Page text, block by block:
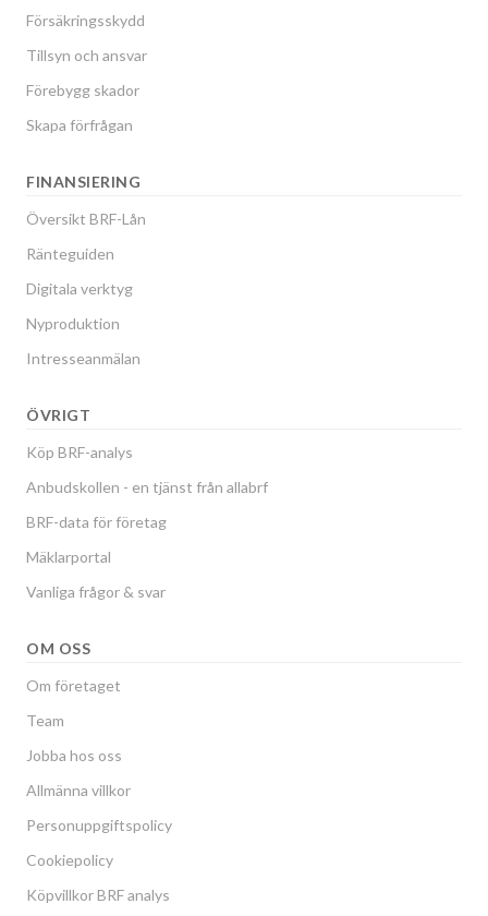
Försäkringsskydd
Tillsyn och ansvar
Förebygg skador
Skapa förfrågan
FINANSIERING
Översikt BRF-Lån
Ränteguiden
Digitala verktyg
Nyproduktion
Intresseanmälan
ÖVRIGT
Köp BRF-analys
Anbudskollen - en tjänst från allabrf
BRF-data för företag
Mäklarportal
Vanliga frågor & svar
OM OSS
Om företaget
Team
Jobba hos oss
Allmänna villkor
Personuppgiftspolicy
Cookiepolicy
Köpvillkor BRF analys